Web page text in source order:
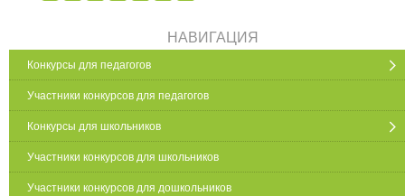
НАВИГАЦИЯ
Конкурсы для педагогов
Участники конкурсов для педагогов
Конкурсы для школьников
Участники конкурсов для школьников
Участники конкурсов для дошкольников